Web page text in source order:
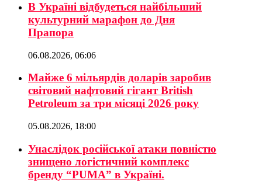
В Україні відбудеться найбільший
культурний марафон до Дня
Прапора
06.08.2026, 06:06
Майже 6 мільярдів доларів заробив
світовий нафтовий гігант British
Petroleum за три місяці 2026 року
05.08.2026, 18:00
Унаслідок російської атаки повністю
знищено логістичний комплекс
бренду “PUMA” в Україні.